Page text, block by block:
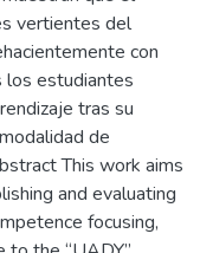
vertientes del
con
los estudiantes
tras su
de
This work aims
and evaluating
focusing,